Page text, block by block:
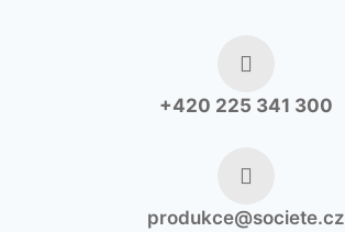
+420 225 341 300
produkce@societe.cz